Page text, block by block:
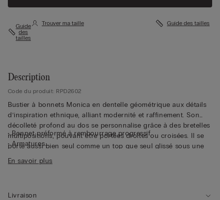
Guide
des
tailles
Trouver ma taille Guide des tailles
Description
Code du produit: RPD2602
Bustier à bonnets Monica en dentelle géométrique aux détails
d’inspiration ethnique, alliant modernité et raffinement. Son
décolleté profond au dos se personnalise grâce à des bretelles
multipositions, pouvant être portées droites ou croisées. Il se
porte aussi bien seul comme un top que seul glissé sous une
veste.
• Bonnet préformé à rembourrage progressif
• Armatures
• Tour de poitrine entièrement rehaussé de tulle
• Le mannequin mesure 1,75 m et porte une taille 2B / 75B
En savoir plus
Livraison